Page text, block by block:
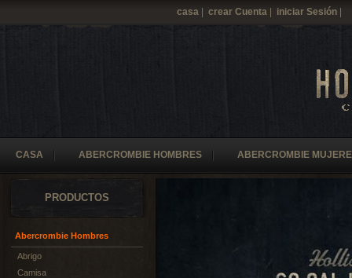
casa crear Cuenta iniciar Sesión
CASA ABERCROMBIE HOMBRES ABERCROMBIE
PRODUCTOS
Abercrombie Hombres
Abrigo
Camisa